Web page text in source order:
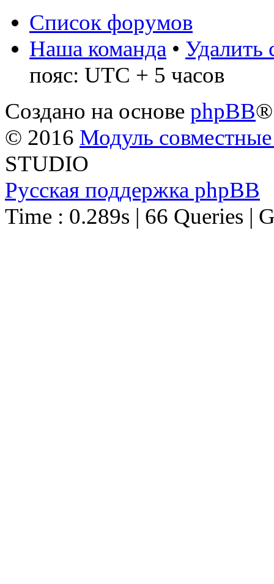
Список форумов
Наша команда • Удалить
пояс: UTC + 5 часов
Создано на основе phpBB®
© 2016 Модуль
STUDIO
Русская поддержка phpBB
Time : 0.289s | 66 Queries |